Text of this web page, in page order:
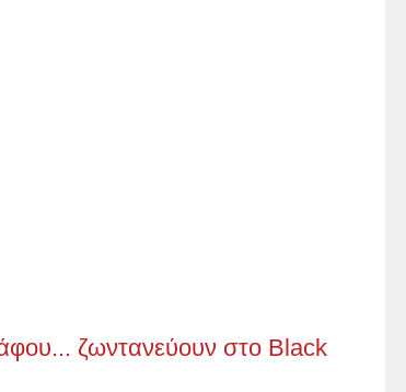
ζωντανεύουν στο Black